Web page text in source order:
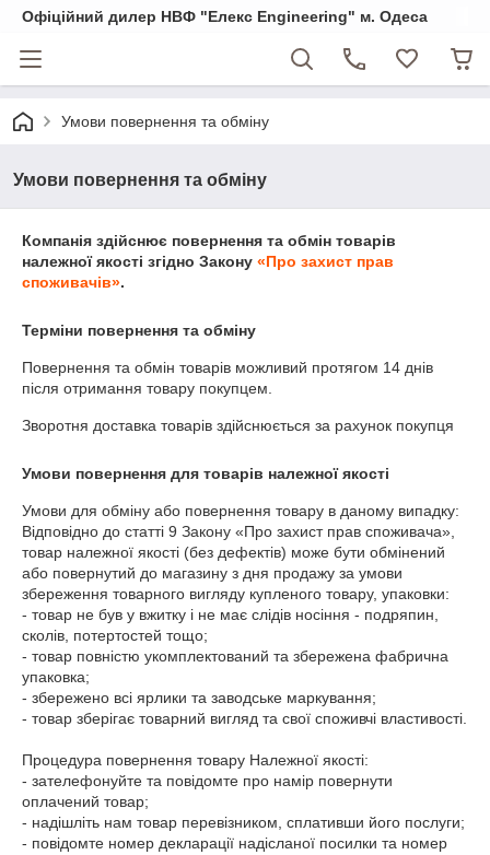
Офіційний дилер НВФ "Елекс Engineering" м. Одеса
Умови повернення та обміну
Умови повернення та обміну
Компанія здійснює повернення та обмін товарів
належної якості згідно Закону «Про захист прав
споживачів».
Терміни повернення та обміну
Повернення та обмін товарів можливий протягом 14 днів
після отримання товару покупцем.
Зворотня доставка товарів здійснюється за рахунок покупця
Умови повернення для товарів належної якості
Умови для обміну або повернення товару в даному випадку:
Відповідно до статті 9 Закону «Про захист прав споживача»,
товар належної якості (без дефектів) може бути обмінений
або повернутий до магазину з дня продажу за умови
збереження товарного вигляду купленого товару, упаковки:
- товар не був у вжитку і не має слідів носіння - подряпин,
сколів, потертостей тощо;
- товар повністю укомплектований та збережена фабрична
упаковка;
- збережено всі ярлики та заводське маркування;
- товар зберігає товарний вигляд та свої споживчі властивості.
Процедура повернення товару Належної якості:
- зателефонуйте та повідомте про намір повернути
оплачений товар;
- надішліть нам товар перевізником, сплативши його послуги;
- повідомте номер декларації надісланої посилки та номер